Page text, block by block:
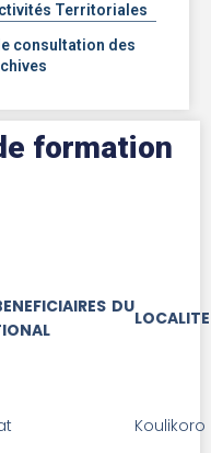
Territoriales
consultation des
formation
DU
LOCALITE
Koulikoro